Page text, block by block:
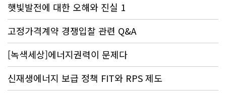
햇빛발전에 대한 오해와 진실 1
고정가격계약 경쟁입찰 관련 Q&A
[녹색세상]에너지권력이 문제다
신재생에너지 보급 정책 FIT와 RPS 제도